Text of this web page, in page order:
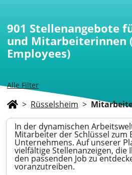
Alle Filter
901 Stellenangebote
und Mitarbeiterinnen
Employees)
> Rüsselsheim >
In der dynamischen
Mitarbeiter der Schlüssel zum
Unternehmens. Auf unserer
vielfältige Stellenanzeigen, die
den passenden Job zu
voranzutreiben.